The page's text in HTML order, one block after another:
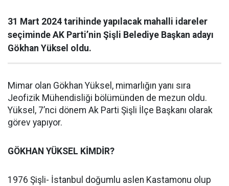
31 Mart 2024 tarihinde yapılacak mahalli idareler
seçiminde AK Parti’nin Şişli Belediye Başkan adayı
Gökhan Yüksel oldu.
Mimar olan Gökhan Yüksel, mimarlığın yanı sıra
Jeofizik Mühendisliği bölümünden de mezun oldu.
Yüksel, 7’nci dönem Ak Parti Şişli İlçe Başkanı olarak
görev yapıyor.
GÖKHAN YÜKSEL KİMDİR?
1976 Şişli- İstanbul doğumlu aslen Kastamonu olup